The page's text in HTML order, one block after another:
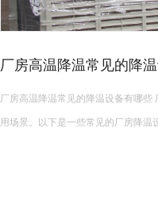
皮革车间降温措施有哪
皮革车间使用蒸发冷空调的降温措施及相关要点如下： 设备选型 根据面
米以下，可选择单台小型蒸发冷空调